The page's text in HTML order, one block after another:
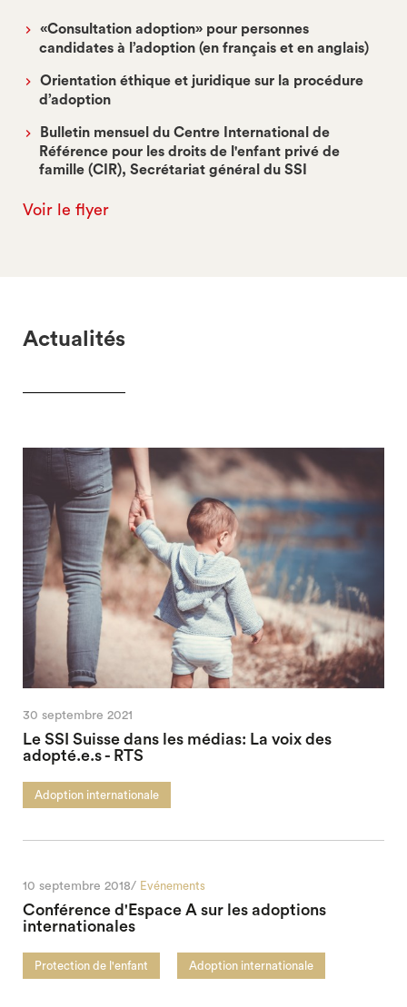
«Consultation adoption» pour personnes
candidates à l’adoption (en français et en anglais)
Orientation éthique et juridique sur la procédure
d’adoption
Bulletin mensuel du Centre International de
Référence pour les droits de l'enfant privé de
famille (CIR), Secrétariat général du SSI
Voir le flyer
Actualités
30 septembre 2021
Le SSI Suisse dans les médias: La voix des
adopté.e.s - RTS
Adoption internationale
10 septembre 2018/ Evénements
Conférence d'Espace A sur les adoptions
internationales
Protection de l'enfant Adoption internationale